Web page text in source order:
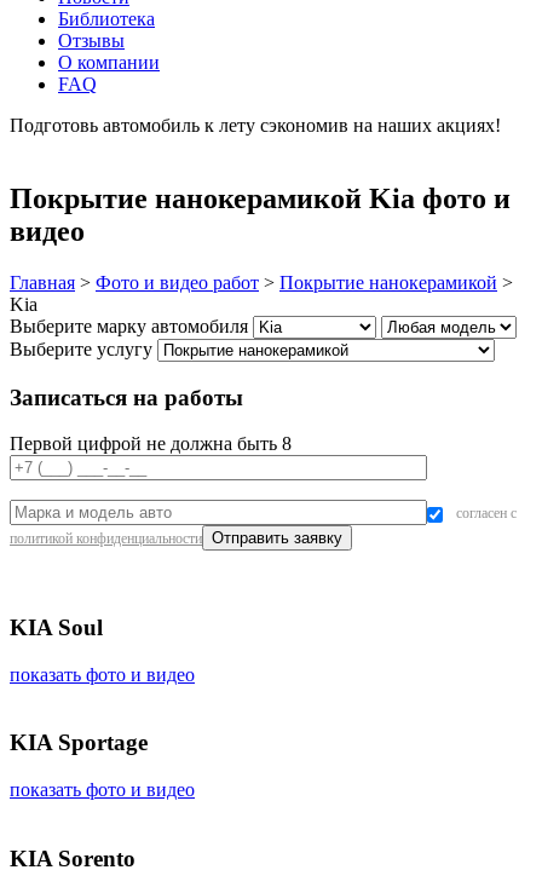
Библиотека
Отзывы
О компании
FAQ
Подготовь автомобиль к лету сэкономив на наших акциях!
Покрытие нанокерамикой Kia фото и
видео
Главная > Фото и видео работ > Покрытие нанокерамикой >
Kia
Выберите марку автомобиля
Выберите услугу
Записаться на работы
Первой цифрой не должна быть 8
согласен с
политикой конфиденциальности
KIA Soul
показать фото и видео
KIA Sportage
показать фото и видео
KIA Sorento